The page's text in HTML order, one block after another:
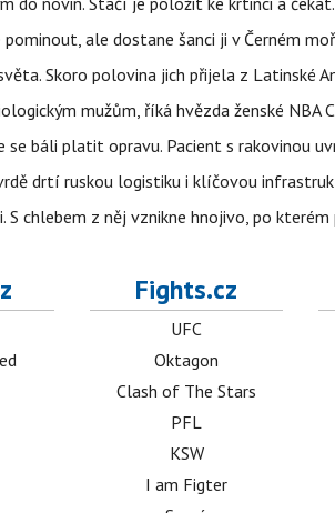
ale dostane šanci ji v Černém
Skoro polovina jich přijela z Latinské
mužům, říká hvězda ženské NBA
báli platit opravu. Pacient s rakovinou
drtí ruskou logistiku i klíčovou
S chlebem z něj vznikne hnojivo, po
Fights.cz
UFC
Oktagon
Clash of The Stars
PFL
KSW
I am Figter